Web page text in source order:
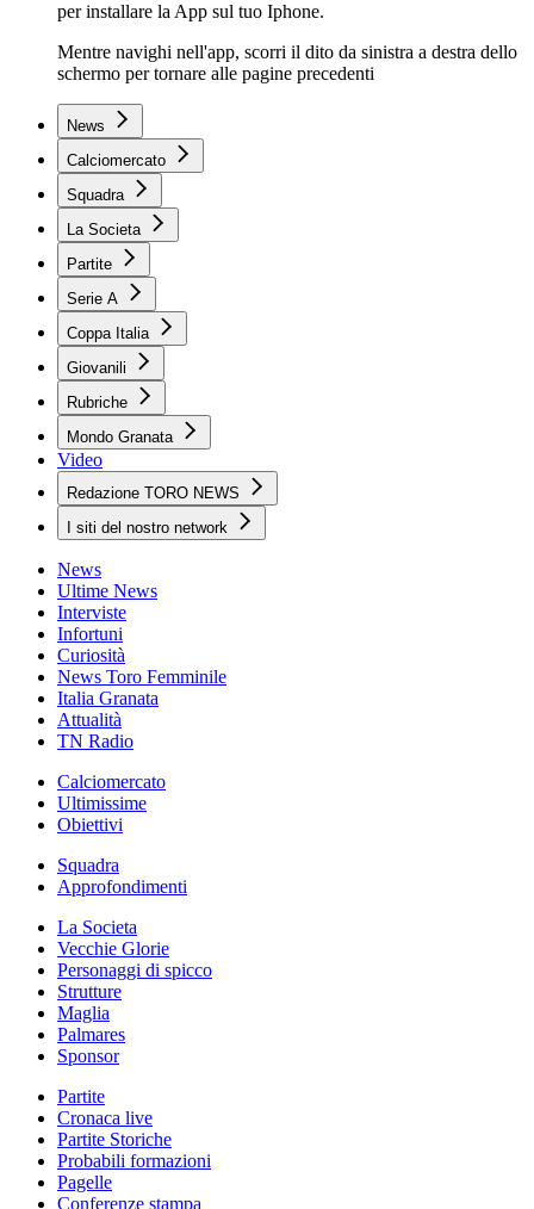
per installare la App sul tuo Iphone.
Mentre navighi nell'app, scorri il dito da sinistra a destra dello
schermo per tornare alle pagine precedenti
News
Calciomercato
Squadra
La Societa
Partite
Serie A
Coppa Italia
Giovanili
Rubriche
Mondo Granata
Video
Redazione TORO NEWS
I siti del nostro network
News
Ultime News
Interviste
Infortuni
Curiosità
News Toro Femminile
Italia Granata
Attualità
TN Radio
Calciomercato
Ultimissime
Obiettivi
Squadra
Approfondimenti
La Societa
Vecchie Glorie
Personaggi di spicco
Strutture
Maglia
Palmares
Sponsor
Partite
Cronaca live
Partite Storiche
Probabili formazioni
Pagelle
Conferenze stampa